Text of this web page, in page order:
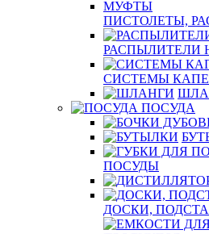
ПИСТОЛЕТЫ,
РАСПЫЛИТЕЛИ
СИСТЕМЫ
ПОСУДА
ПОСУДЫ
ДОСКИ,